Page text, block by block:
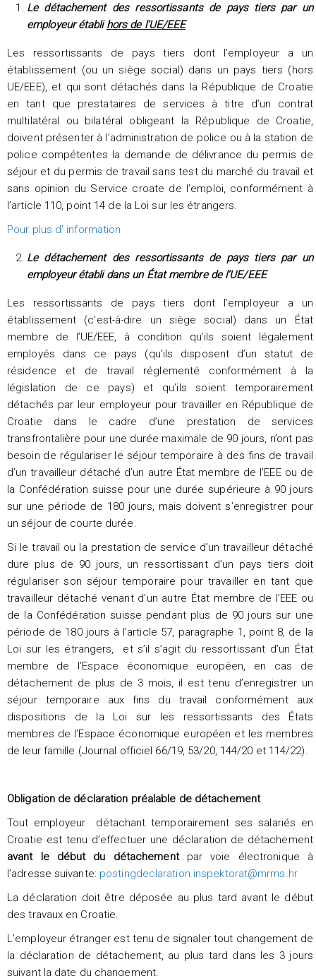
Le détachement des ressortissants de pays tiers par un
employeur établihors de l’UE/EEE
Les ressortissants de pays tiers dont l’employeur a un
établissement (ou un siège social) dans un pays tiers (hors
UE/EEE), et qui sont détachés dans la République de Croatie
en tant que prestataires de services à titre d’un contrat
multilatéral ou bilatéral obligeant la République de Croatie,
doivent présenter à l’administration de police ou à la station de
police compétentes la demande de délivrance du permis de
séjour et du permis de travail sans test du marché du travail et
sans opinion du Service croate de l’emploi, conformément à
l’article 110, point 14 de la Loi sur les étrangers.
Pour plus d’ information
Le détachement des ressortissants de pays tiers par un
employeur établi dans un État membre de l’UE/EEE
Les ressortissants de pays tiers dont l’employeur a un
établissement (c’est-à-dire un siège social) dans un État
membre de l’UE/EEE, à condition qu’ils soient légalement
employés dans ce pays (qu’ils disposent d’un statut de
résidence et de travail réglementé conformément à la
législation de ce pays) et qu’ils soient temporairement
détachés par leur employeur pour travailler en République de
Croatie dans le cadre d’une prestation de services
transfrontalière pour une durée maximale de 90 jours, n’ont pas
besoin de régulariser le séjour temporaire à des fins de travail
d’un travailleur détaché d’un autre État membre de l’EEE ou de
la Confédération suisse pour une durée supérieure à 90 jours
sur une période de 180 jours, mais doivent s’enregistrer pour
un séjour de courte durée.
Si le travail ou la prestation de service d’un travailleur détaché
dure plus de 90 jours, un ressortissant d’un pays tiers doit
régulariser son séjour temporaire pour travailler en tant que
travailleur détaché venant d’un autre État membre de l’EEE ou
de la Confédération suisse pendant plus de 90 jours sur une
période de 180 jours à l’article 57, paragraphe 1, point 8, de la
Loi sur les étrangers, et s’il s’agit du ressortissant d’un État
membre de l’Espace économique européen, en cas de
détachement de plus de 3 mois, il est tenu d’enregistrer un
séjour temporaire aux fins du travail conformément aux
dispositions de la Loi sur les ressortissants des États
membres de l’Espace économique européen et les membres
de leur famille (Journal officiel 66/19, 53/20, 144/20 et 114/22).
Obligation de déclaration préalable de détachement
Tout employeur détachant temporairement ses salariés en
Croatie est tenu d’effectuer une déclaration de détachement
avant le début du détachementpar voie électronique à
l’adresse suivante: postingdeclaration.inspektorat@mrms.hr
La déclaration doit être déposée au plus tard avant le début
des travaux en Croatie.
L’employeur étranger est tenu de signaler tout changement de
la déclaration de détachement, au plus tard dans les 3 jours
suivant la date du changement.